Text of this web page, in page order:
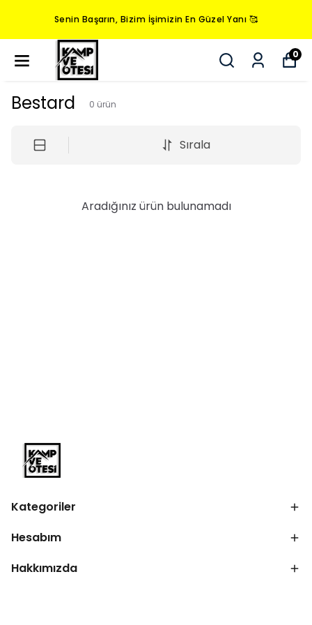
Senin Başarın, Bizim İşimizin En Güzel Yanı 🥰
0
Bestard 0 ürün
Sırala
Aradığınız ürün bulunamadı
Kategoriler
Hesabım
Hakkımızda